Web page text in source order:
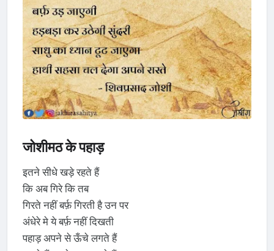
जोशीमठ के पहाड़
इतने सीधे खड़े रहते हैं
कि अब गिरे कि तब
गिरते नहीं बर्फ़ गिरती है उन पर
अंधेरे मे ये बर्फ़ नहीं दिखती
पहाड़ अपने से ऊँचे लगते हैं